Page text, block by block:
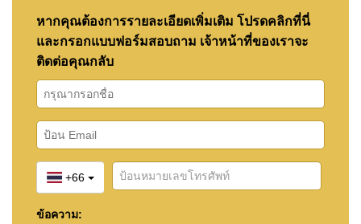
หากคุณต้องการรายละเอียดเพิ่มเติม โปรดคลิกที่นี่
และกรอกแบบฟอร์มสอบถาม เจ้าหน้าที่ของเราจะ
ติดต่อคุณกลับ
+66
ข้อความ: